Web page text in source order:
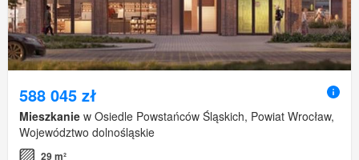
588 045 zł
Mieszkanie w Osiedle Powstańców Śląskich, Powiat Wrocław,
Województwo dolnośląskie
29 m²